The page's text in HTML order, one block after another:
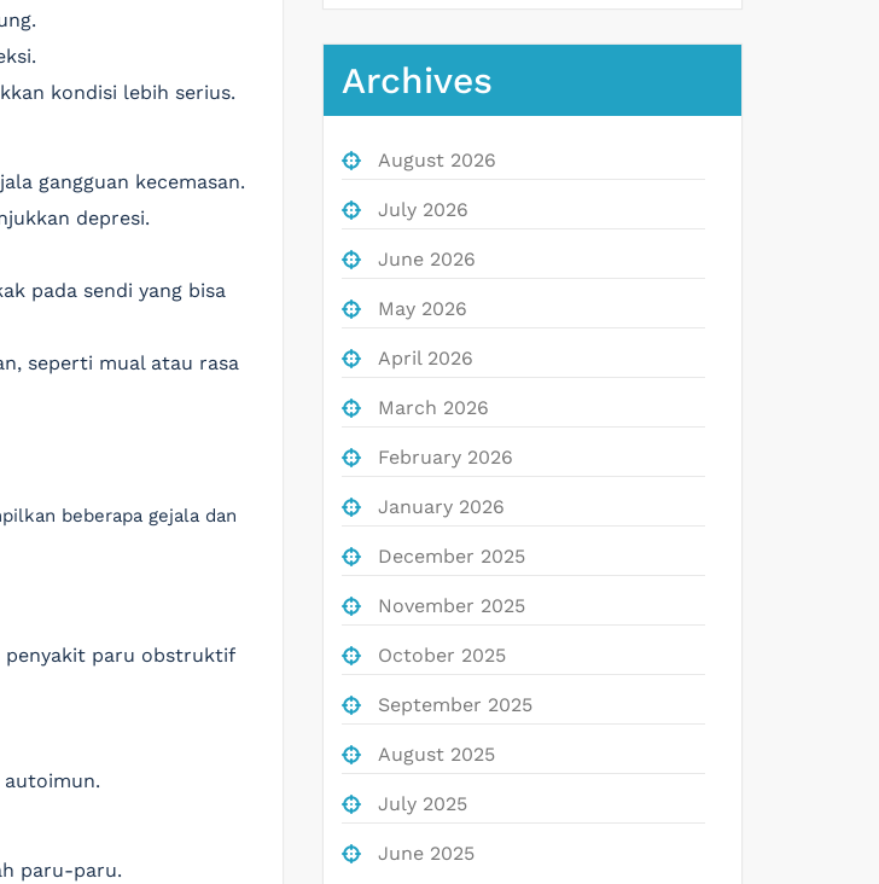
kondisi lebih serius.
gangguan kecemasan.
depresi.
pada sendi yang bisa
seperti mual atau rasa
beberapa gejala dan
penyakit paru obstruktif
autoimun.
paru-paru.
Archives
August 2026
July 2026
June 2026
May 2026
April 2026
March 2026
February 2026
January 2026
December 2025
November 2025
October 2025
September 2025
August 2025
July 2025
June 2025